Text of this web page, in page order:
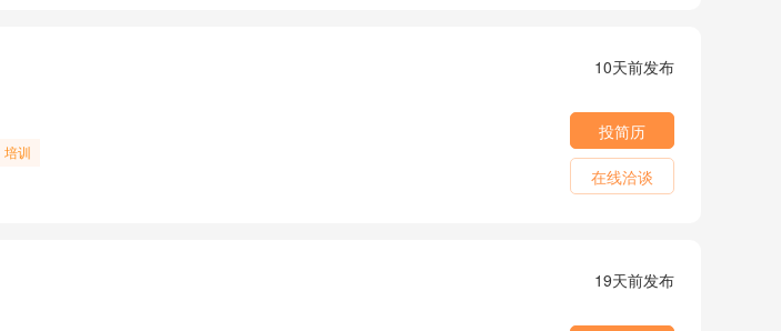
培训
10天前发布
投简历
在线洽谈
19天前发布